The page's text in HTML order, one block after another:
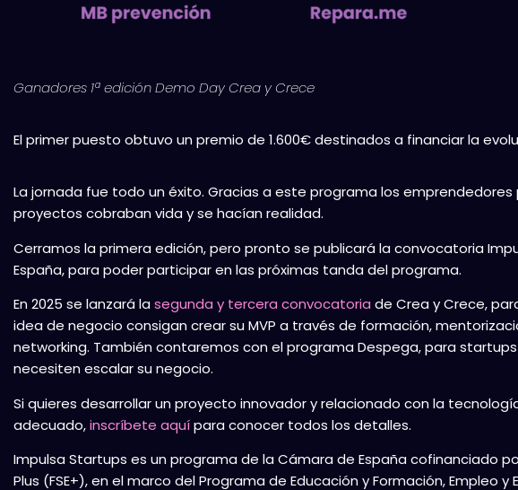
Ganadores 1ª edición Demo Day Crea y Crece
El primer puesto obtuvo un premio de 1.600€ destinados a financiar la
La jornada fue todo un éxito. Gracias a este programa los emprendedores
proyectos cobraban vida y se hacían realidad.
Cerramos la primera edición, pero pronto se publicará la convocatoria
España, para poder participar en las próximas tanda del programa.
En 2025 se lanzará la segunda y tercera convocatoria de Crea y Crece,
idea de negocio consigan crear su MVP a través de formación,
networking. También contaremos con el programa Despega, para
necesiten escalar su negocio.
Si quieres desarrollar un proyecto innovador y relacionado con la
adecuado,inscríbete aquípara conocer todos los detalles.
Impulsa Startups es un programa de la Cámara de España cofinanciado
Plus (FSE+), en el marco del Programa de Educación y Formación, Empleo y